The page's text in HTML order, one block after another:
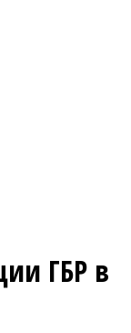
ГБР в